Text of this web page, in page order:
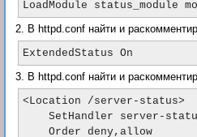
2. В httpd.conf найти и
3. В httpd.conf найти и
<Location /server-status>